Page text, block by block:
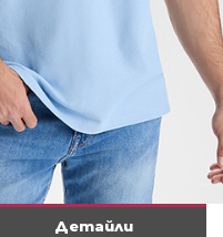
Детайли